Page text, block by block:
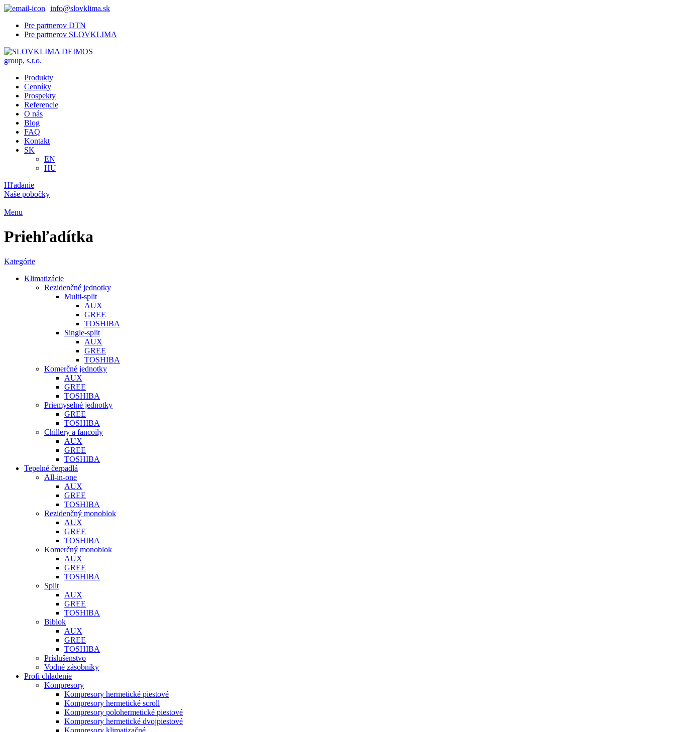
info@slovklima.sk
Pre partnerov DTN
Pre partnerov SLOVKLIMA
Produkty
Cenníky
Prospekty
Referencie
O nás
Blog
FAQ
Kontakt
SK
EN
HU
Hľadanie
Naše pobočky
Menu
Priehľadítka
Kategórie
Klimatizácie
Rezidenčné jednotky
Multi-split
AUX
GREE
TOSHIBA
Single-split
AUX
GREE
TOSHIBA
Komerčné jednotky
AUX
GREE
TOSHIBA
Priemyselné jednotky
GREE
TOSHIBA
Chillery a fancoily
AUX
GREE
TOSHIBA
Tepelné čerpadlá
All-in-one
AUX
GREE
TOSHIBA
Rezidenčný monoblok
AUX
GREE
TOSHIBA
Komerčný monoblok
AUX
GREE
TOSHIBA
Split
AUX
GREE
TOSHIBA
Biblok
AUX
GREE
TOSHIBA
Príslušenstvo
Vodné zásobníky
Profi chladenie
Kompresory
Kompresory hermetické piestové
Kompresory hermetické scroll
Kompresory polohermetické piestové
Kompresory hermetické dvojpiestové
Kompresory klimatizačné